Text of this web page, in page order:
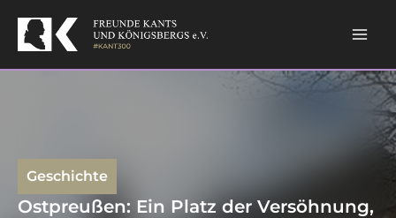
content
Geschichte
Ostpreußen: Ein Platz der Versöhnung,